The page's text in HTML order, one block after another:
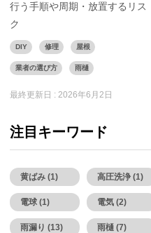
行う手順や周期・放置するリス
ク
DIY 修理 屋根
業者の選び方 雨樋
最終更新日 : 2026年6月2日
注目キーワード
黄ばみ (1) 高圧洗浄 (1)
電球 (1) 電気 (2)
雨漏り (13) 雨樋 (7)